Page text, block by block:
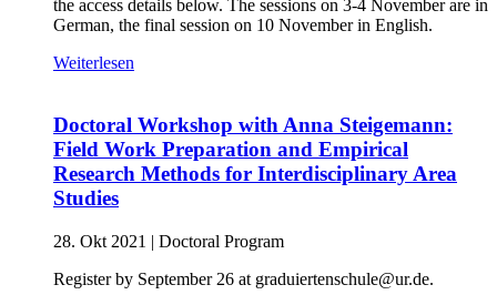
the access details below. The sessions on 3-4 November are in
German, the final session on 10 November in English.
Weiterlesen
Doctoral Workshop with Anna Steigemann:
Field Work Preparation and Empirical
Research Methods for Interdisciplinary Area
Studies
28. Okt 2021 | Doctoral Program
Register by September 26 at graduiertenschule@ur.de.